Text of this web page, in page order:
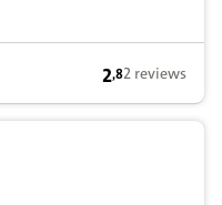
2,8 op basis
2,82 reviews